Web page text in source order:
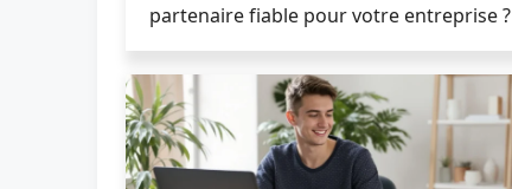
partenaire fiable pour votre entreprise ?